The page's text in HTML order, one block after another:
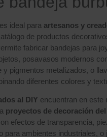
ideal para artesanos y
de productos
fabricar bandejas para
posavasos modernos
y pigmentos metalizados, o
diferentes colores y
al DIY encuentran en este
proyectos de decoración
efectos de transparencia,
para ambientes industriales, o